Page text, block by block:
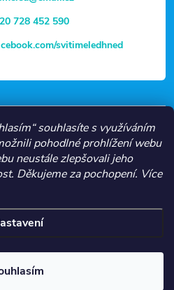
souhlasíte s využíváním
pohodlné prohlížení webu
neustále zlepšovali jeho
Děkujeme za pochopení. Více
728 452 590
svitimeledhned
LED. Všechna práva vyhrazena.